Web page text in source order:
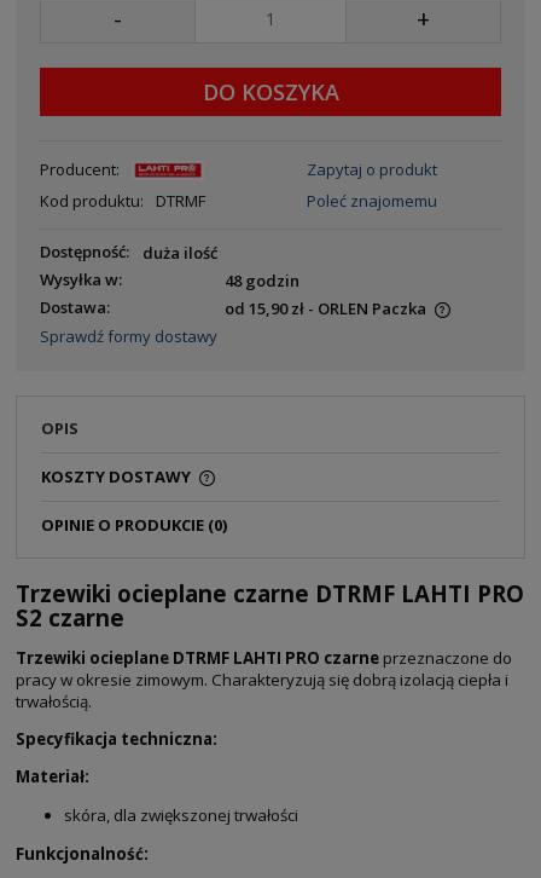
- +
DO KOSZYKA
Producent:
Kod produktu:
DTRMF
Zapytaj o produkt
Poleć znajomemu
Dostępność:
duża ilość
Wysyłka w:
48 godzin
Dostawa:
od 15,90 zł - ORLEN Paczka
Sprawdź formy dostawy
OPIS
KOSZTY DOSTAWY
OPINIE O PRODUKCIE (0)
Trzewiki ocieplane czarne DTRMF LAHTI PRO
S2 czarne
Trzewiki ocieplane DTRMF LAHTI PRO czarne przeznaczone do
pracy w okresie zimowym. Charakteryzują się dobrą izolacją ciepła i
trwałością.
Specyfikacja techniczna:
Materiał:
skóra, dla zwiększonej trwałości
Funkcjonalność: